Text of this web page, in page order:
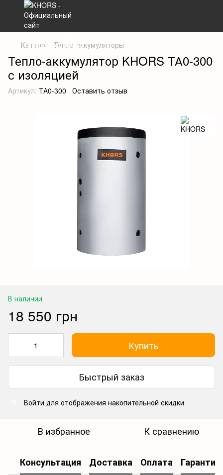
Каталог Тепло-аккумуляторы
Тепло-аккумулятор KHORS ТА0-300
с изоляцией
Артикул: ТА0-300 Оставить отзыв
В наличии
18 550 грн
Купить
Быстрый заказ
Войти для отображения накопительной скидки
В избранное К сравнению
Консультация Доставка Оплата Гарантия